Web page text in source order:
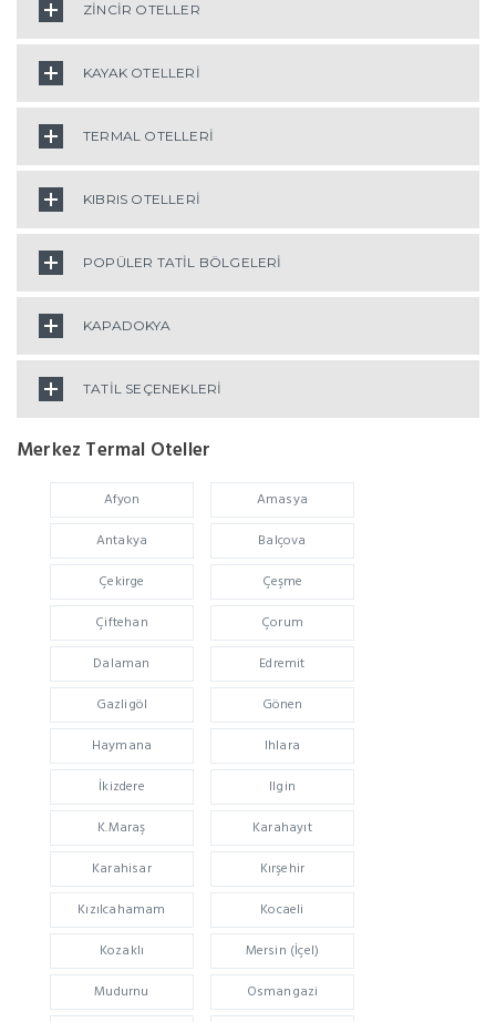
ZİNCİR OTELLER
KAYAK OTELLERİ
TERMAL OTELLERİ
KIBRIS OTELLERİ
POPÜLER TATİL BÖLGELERİ
KAPADOKYA
TATİL SEÇENEKLERİ
Merkez Termal Oteller
Afyon
Amasya
Antakya
Balçova
Çekirge
Çeşme
Çiftehan
Çorum
Dalaman
Edremit
Gazligöl
Gönen
Haymana
Ihlara
İkizdere
Ilgin
K.Maraş
Karahayıt
Karahisar
Kırşehir
Kızılcahamam
Kocaeli
Kozaklı
Mersin (İçel)
Mudurnu
Osmangazi